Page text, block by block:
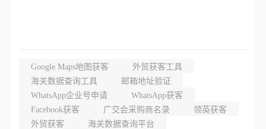
Google Maps地图获客
外贸获客工具
海关数据查询工具
邮箱地址验证
WhatsApp企业号申请
WhatsApp获客
Facebook获客
广交会采购商名录
领英获客
外贸获客
海关数据查询平台